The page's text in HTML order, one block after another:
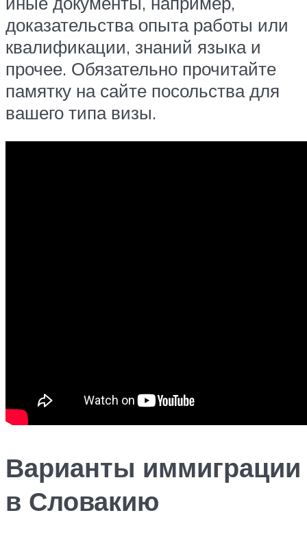
доказательства опыта работы или
квалификации, знаний языка и
прочее. Обязательно прочитайте
памятку на сайте посольства для
вашего типа визы.
Варианты иммиграции
в Словакию